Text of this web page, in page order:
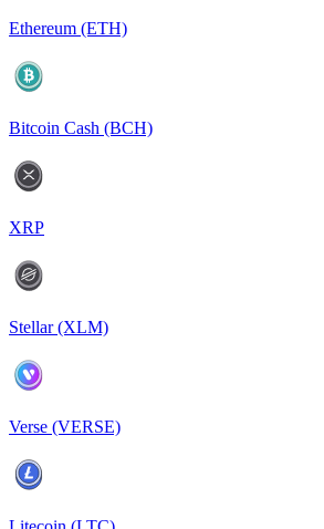
Ethereum (ETH)
Bitcoin Cash (BCH)
XRP
Stellar (XLM)
Verse (VERSE)